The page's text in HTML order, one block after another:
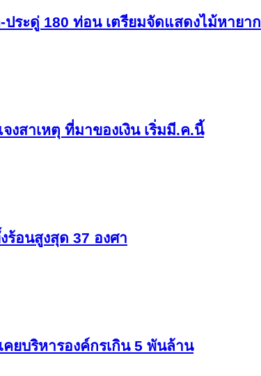
ประดู่ 180 ท่อน เตรียมจัดแสดงไม้หายาก
งสาเหตุ ที่มาของเงิน เริ่มมี.ค.นี้
ร้อนสูงสุด 37 องศา
ยบริหารองค์กรเกิน 5 พันล้าน